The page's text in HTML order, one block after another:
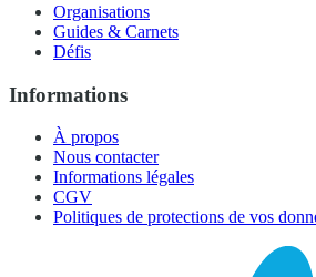
Organisations
Guides & Carnets
Défis
Informations
À propos
Nous contacter
Informations légales
CGV
Politiques de protections de vos